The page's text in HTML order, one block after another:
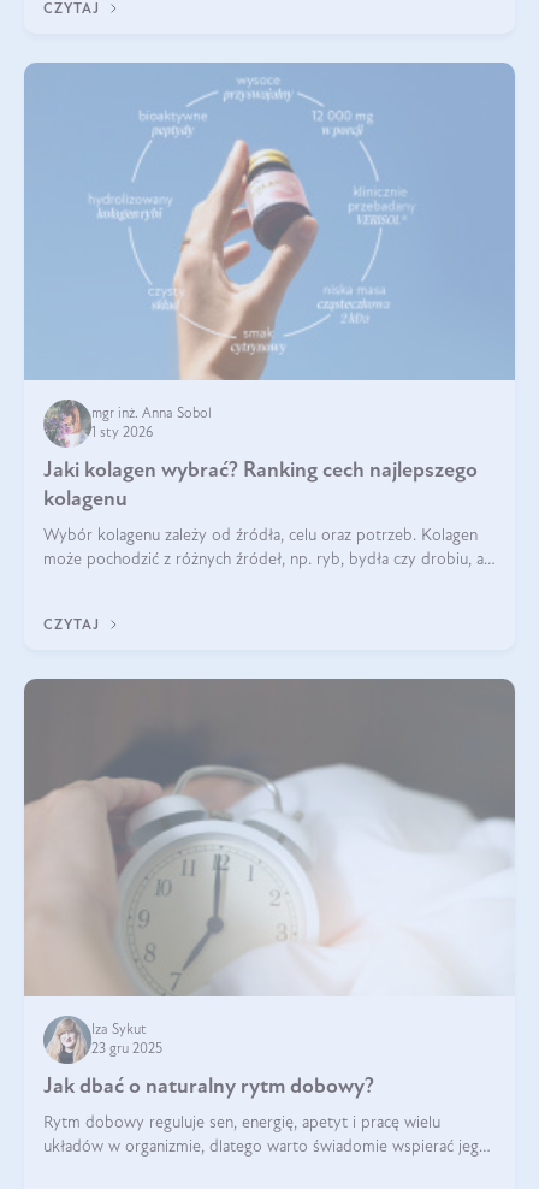
CZYTAJ
mgr inż. Anna Sobol
1 sty 2026
Jaki kolagen wybrać? Ranking cech najlepszego
kolagenu
Wybór kolagenu zależy od źródła, celu oraz potrzeb. Kolagen
może pochodzić z różnych źródeł, np. ryb, bydła czy drobiu, a
bydlęcy.
CZYTAJ
Iza Sykut
23 gru 2025
Jak dbać o naturalny rytm dobowy?
Rytm dobowy reguluje sen, energię, apetyt i pracę wielu
układów w organizmie, dlatego warto świadomie wspierać jego